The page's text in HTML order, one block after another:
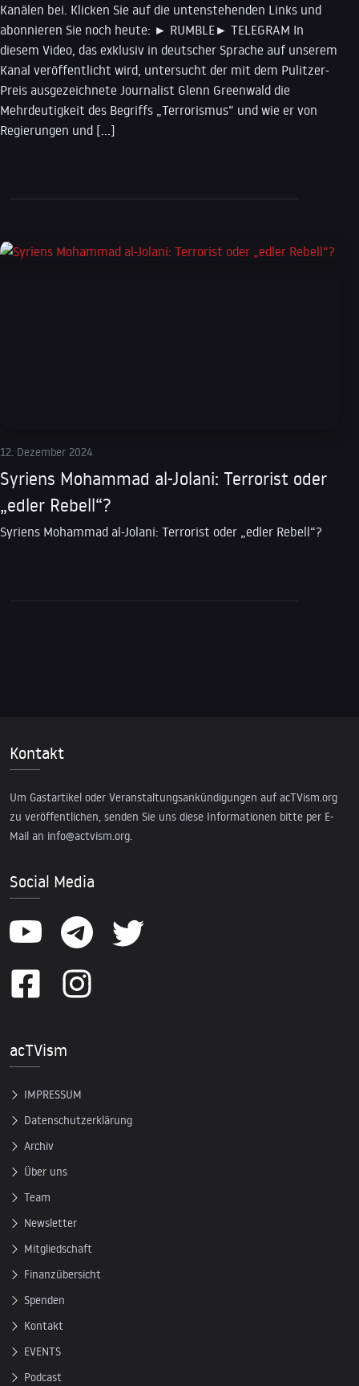
Kanälen bei. Klicken Sie auf die untenstehenden Links und
abonnieren Sie noch heute: ► RUMBLE► TELEGRAM In
diesem Video, das exklusiv in deutscher Sprache auf unserem
Kanal veröffentlicht wird, untersucht der mit dem Pulitzer-
Preis ausgezeichnete Journalist Glenn Greenwald die
Mehrdeutigkeit des Begriffs „Terrorismus“ und wie er von
Regierungen und […]
12. Dezember 2024
Syriens Mohammad al-Jolani: Terrorist oder
„edler Rebell“?
Syriens Mohammad al-Jolani: Terrorist oder „edler Rebell“?
Kontakt
Um Gastartikel oder Veranstaltungsankündigungen auf acTVism.org
zu veröffentlichen, senden Sie uns diese Informationen bitte per E-
Mail an info@actvism.org.
Social Media
acTVism
IMPRESSUM
Datenschutzerklärung
Archiv
Über uns
Team
Newsletter
Mitgliedschaft
Finanzübersicht
Spenden
Kontakt
EVENTS
Podcast